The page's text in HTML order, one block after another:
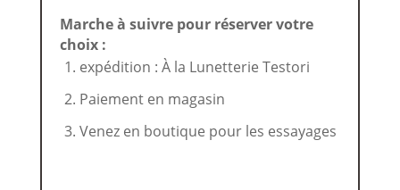
Marche à suivre pour réserver votre
choix :
expédition : À la Lunetterie Testori
Paiement en magasin
Venez en boutique pour les essayages